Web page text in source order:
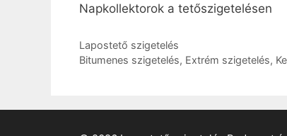
Napkollektorok a tetőszigetelésen
Kategória
Lapostető szigetelés
Címkék
Bitumenes szigetelés, Extrém szigetelés,